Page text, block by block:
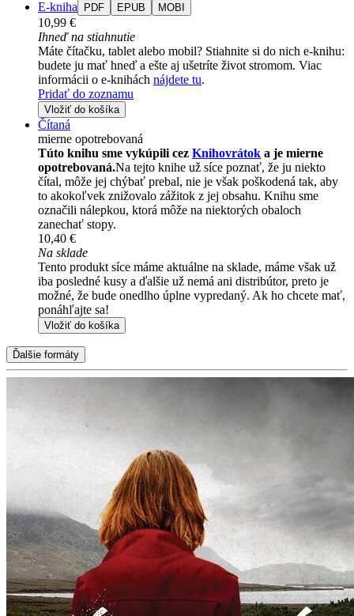
E-kniha PDF EPUB MOBI
10,99 €
Ihneď na stiahnutie
Máte čítačku, tablet alebo mobil? Stiahnite si do nich e-knihu:
budete ju mať hneď a ešte aj ušetríte život stromom. Viac
informácii o e-knihách nájdete tu.
Pridať do zoznamu
Vložiť do košíka
Čítaná
mierne opotrebovaná
Túto knihu sme vykúpili cez Knihovrátok a je mierne
opotrebovaná.Na tejto knihe už síce poznať, že ju niekto
čítal, môže jej chýbať prebal, nie je však poškodená tak, aby
to akokoľvek znižovalo zážitok z jej obsahu. Knihu sme
označili nálepkou, ktorá môže na niektorých obaloch
zanechať stopy.
10,40 €
Na sklade
Tento produkt síce máme aktuálne na sklade, máme však už
iba posledné kusy a ďalšie už nemá ani distribútor, preto je
možné, že bude onedlho úplne vypredaný. Ak ho chcete mať,
ponáhľajte sa!
Vložiť do košíka
Ďalšie formáty